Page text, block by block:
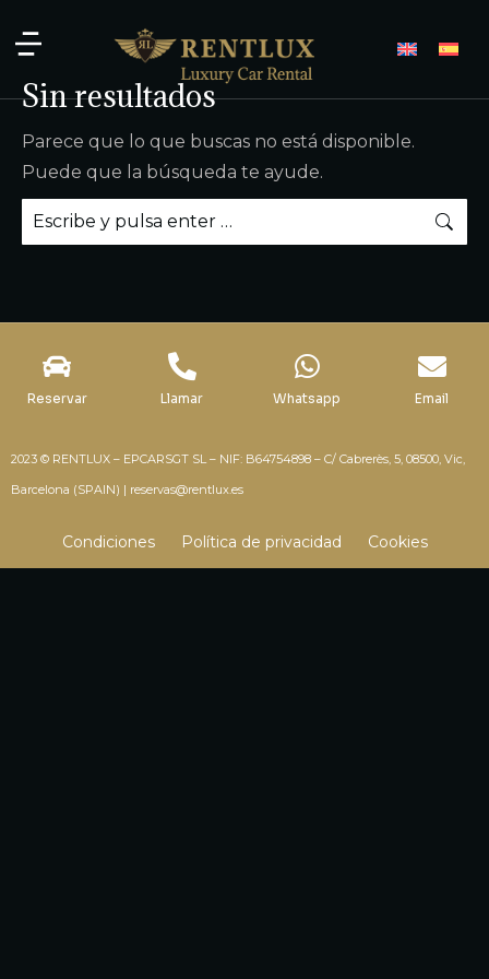
Sin resultados
Parece que lo que buscas no está disponible.
Puede que la búsqueda te ayude.
Reservar Llamar Whatsapp Email
2023 © RENTLUX – EPCARSGT SL – NIF: B64754898 – C/ Cabrerès, 5, 08500, Vic,
Barcelona (SPAIN) | reservas@rentlux.es
Condiciones Política de privacidad Cookies